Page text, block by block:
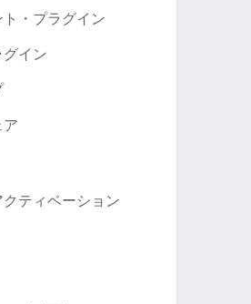
・プラグイン
イン
ア
ティベーション